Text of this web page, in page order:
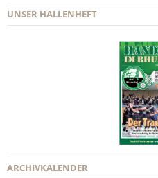
UNSER HALLENHEFT
ARCHIVKALENDER